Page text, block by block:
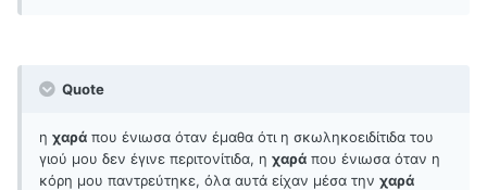
Quote
η χαρά που ένιωσα όταν έμαθα ότι η σκωληκοειδίτιδα του
γιού μου δεν έγινε περιτονίτιδα, η χαρά που ένιωσα όταν η
κόρη μου παντρεύτηκε, όλα αυτά είχαν μέσα την χαρά